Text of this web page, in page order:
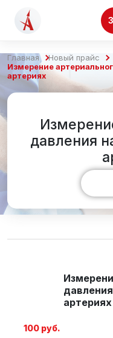
Главная
Новый прайс
Измерение
артериях
давления
артериях
100 руб.